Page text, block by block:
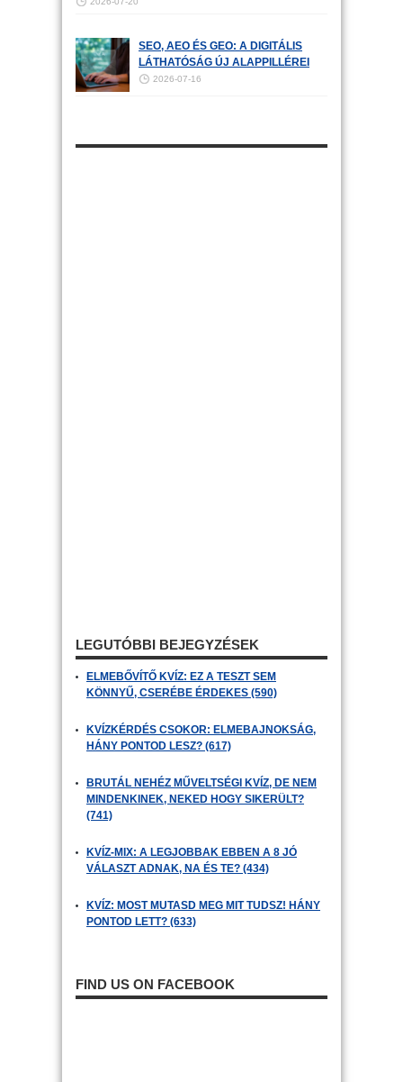
SEO, AEO ÉS GEO: A DIGITÁLIS
LÁTHATÓSÁG ÚJ ALAPPILLÉREI
2026-07-16
LEGUTÓBBI BEJEGYZÉSEK
ELMEBŐVÍTŐ KVÍZ: EZ A TESZT SEM
KÖNNYŰ, CSERÉBE ÉRDEKES (590)
KVÍZKÉRDÉS CSOKOR: ELMEBAJNOKSÁG,
HÁNY PONTOD LESZ? (617)
BRUTÁL NEHÉZ MŰVELTSÉGI KVÍZ, DE NEM
MINDENKINEK, NEKED HOGY SIKERÜLT?
(741)
KVÍZ-MIX: A LEGJOBBAK EBBEN A 8 JÓ
VÁLASZT ADNAK, NA ÉS TE? (434)
KVÍZ: MOST MUTASD MEG MIT TUDSZ! HÁNY
PONTOD LETT? (633)
FIND US ON FACEBOOK